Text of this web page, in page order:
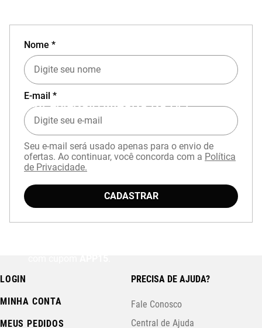
EXPERIÊNCIA MIZUNO NO APP
Nome *
E-mail *
Seu e-mail será usado apenas para o envio de
ofertas. Ao continuar, você concorda com a Política
de Privacidade.
CADASTRAR
LOGIN
MINHA CONTA
MEUS PEDIDOS
PRECISA DE AJUDA?
Fale Conosco
Central de Ajuda